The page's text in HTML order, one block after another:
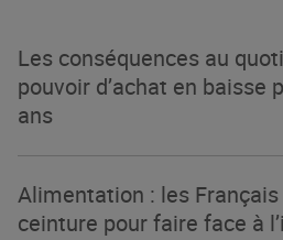
NOTRE
Les conséquences au
pouvoir d’achat en baisse
ans
Alimentation : les
ceinture pour faire face à